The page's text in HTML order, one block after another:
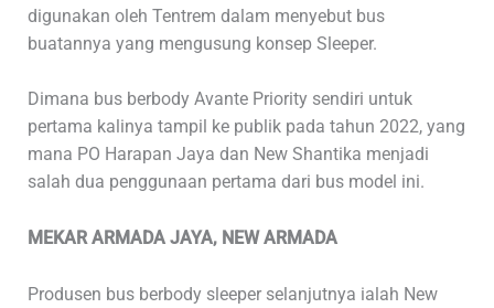
digunakan oleh Tentrem dalam menyebut bus
buatannya yang mengusung konsep Sleeper.
Dimana bus berbody Avante Priority sendiri untuk
pertama kalinya tampil ke publik pada tahun 2022, yang
mana PO Harapan Jaya dan New Shantika menjadi
salah dua penggunaan pertama dari bus model ini.
MEKAR ARMADA JAYA, NEW ARMADA
Produsen bus berbody sleeper selanjutnya ialah New